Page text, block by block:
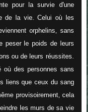
pour la survie d'une
de la vie. Celui où les
orphelins, sans
peser le poids de leurs
ou de leurs réussites.
où des personnes sans
liens que ceux du sang
provisoirement, cela
les murs de sa vie